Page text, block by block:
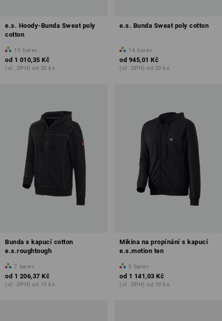
e.s. Hoody-Bunda Sweat poly
cotton
15 barev
od 1 010,35 Kč
(vč. DPH) od 30 ks
e.s. Bunda Sweat poly cotton
14 barev
od 945,01 Kč
(vč. DPH) od 20 ks
Bunda s kapucí cotton
e.s.roughtough
7 barev
od 1 206,37 Kč
(vč. DPH) od 10 ks
Mikina na propínání s kapucí
e.s.motion ten
5 barev
od 1 141,03 Kč
(vč. DPH) od 10 ks